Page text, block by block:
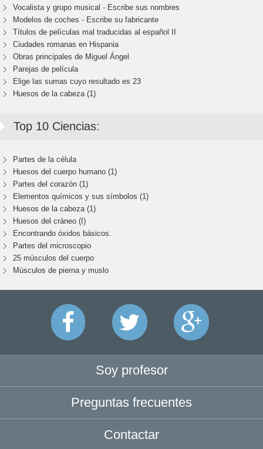
Vocalista y grupo musical - Escribe sus nombres
Modelos de coches - Escribe su fabricante
Títulos de películas mal traducidas al español II
Ciudades romanas en Hispania
Obras principales de Miguel Ángel
Parejas de película
Elige las sumas cuyo resultado es 23
Huesos de la cabeza (1)
Top 10 Ciencias:
Partes de la célula
Huesos del cuerpo humano (1)
Partes del corazón (1)
Elementos químicos y sus símbolos (1)
Huesos de la cabeza (1)
Huesos del cráneo (I)
Encontrando óxidos básicos.
Partes del microscopio
25 músculos del cuerpo
Músculos de pierna y muslo
Soy profesor
Preguntas frecuentes
Contactar